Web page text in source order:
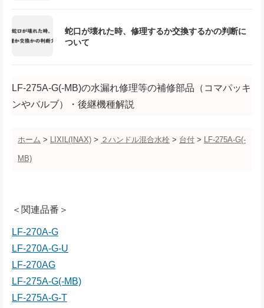
蛇口が壊れた時、修理するか交換するかの判断に
ついて
LF-275A-G(-MB)の水漏れ修理等の補修部品（コマパッキ
ンやバルブ）・後継機種解説
ホーム > LIXIL(INAX) > ２ハンドル混合水栓 > 台付 > LF-275A-G(-
MB)
＜関連品番＞
LF-270A-G
LF-270A-G-U
LF-270AG
LF-275A-G(-MB)
LF-275A-G-T